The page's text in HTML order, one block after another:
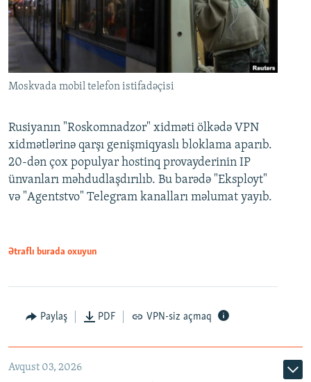
Moskvada mobil telefon istifadəçisi
Rusiyanın "Roskomnadzor" xidməti ölkədə VPN
xidmətlərinə qarşı genişmiqyaslı bloklama aparıb.
20-dən çox populyar hostinq provayderinin IP
ünvanları məhdudlaşdırılıb. Bu barədə "Eksployt"
və "Agentstvo" Telegram kanalları məlumat yayıb.
Ətraflı burada oxuyun
Paylaş PDF VPN-siz açmaq
Avqust 03, 2026